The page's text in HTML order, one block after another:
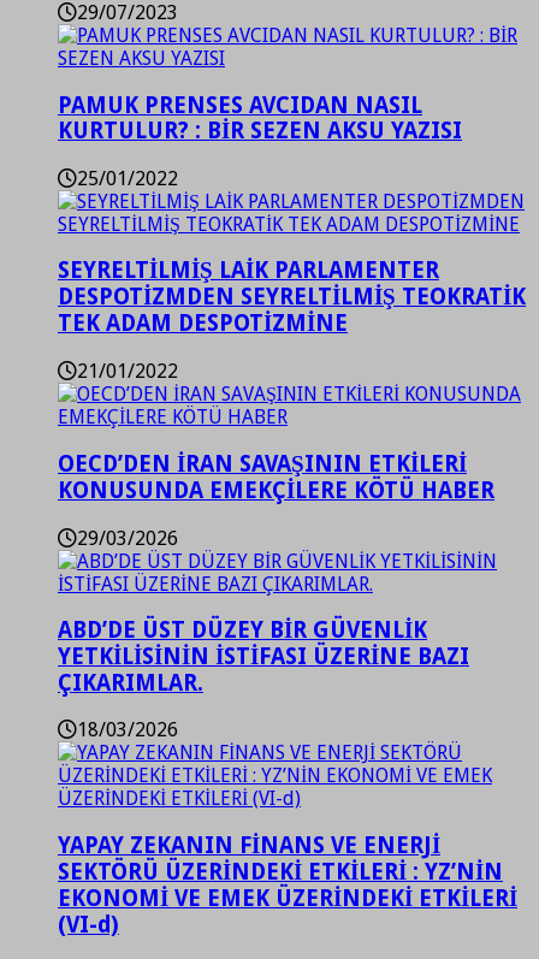
29/07/2023
PAMUK PRENSES AVCIDAN NASIL
KURTULUR? : BİR SEZEN AKSU YAZISI
25/01/2022
SEYRELTİLMİŞ LAİK PARLAMENTER
DESPOTİZMDEN SEYRELTİLMİŞ TEOKRATİK
TEK ADAM DESPOTİZMİNE
21/01/2022
OECD’DEN İRAN SAVAŞININ ETKİLERİ
KONUSUNDA EMEKÇİLERE KÖTÜ HABER
29/03/2026
ABD’DE ÜST DÜZEY BİR GÜVENLİK
YETKİLİSİNİN İSTİFASI ÜZERİNE BAZI
ÇIKARIMLAR.
18/03/2026
YAPAY ZEKANIN FİNANS VE ENERJİ
SEKTÖRÜ ÜZERİNDEKİ ETKİLERİ : YZ’NİN
EKONOMİ VE EMEK ÜZERİNDEKİ ETKİLERİ
(VI-d)